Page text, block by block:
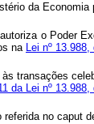
da
o Poder
na Lei nº
às transações
da Lei nº
referida no caput